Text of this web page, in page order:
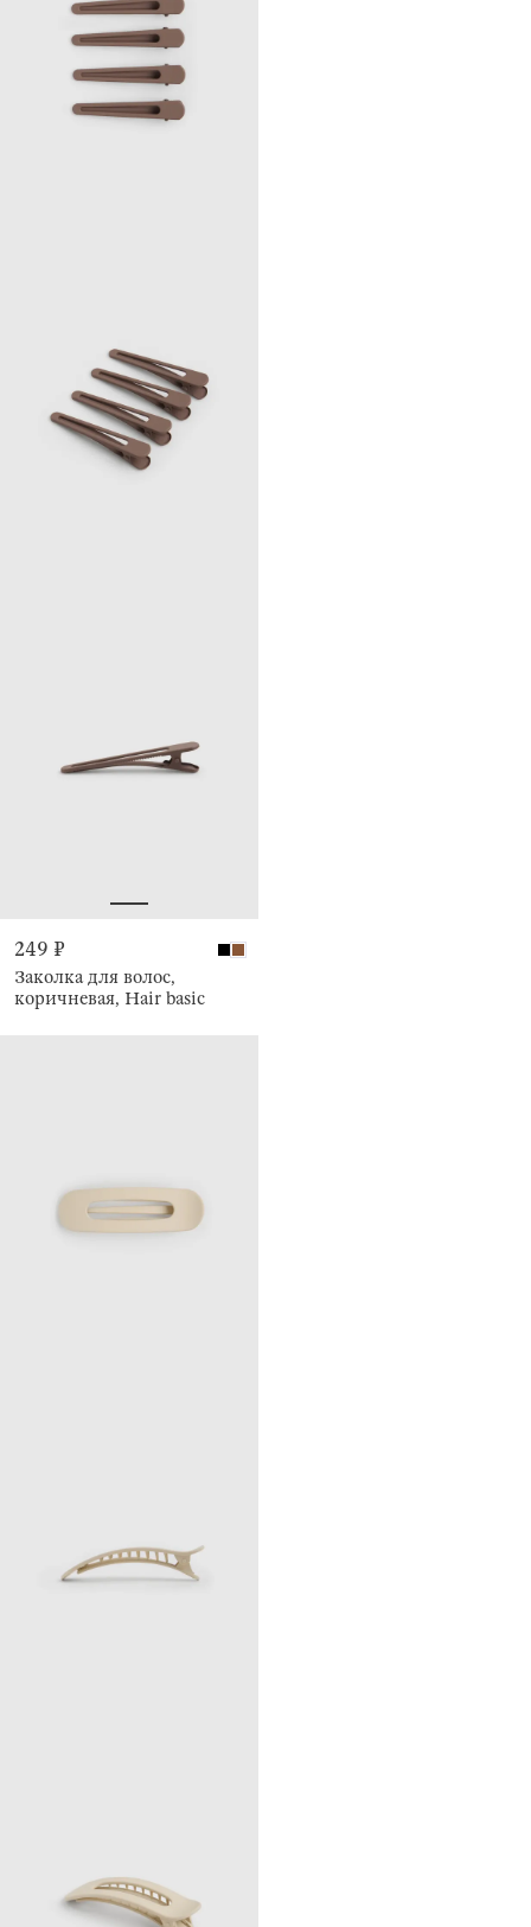
249 ₽
Заколка для волос,
коричневая, Hair basic